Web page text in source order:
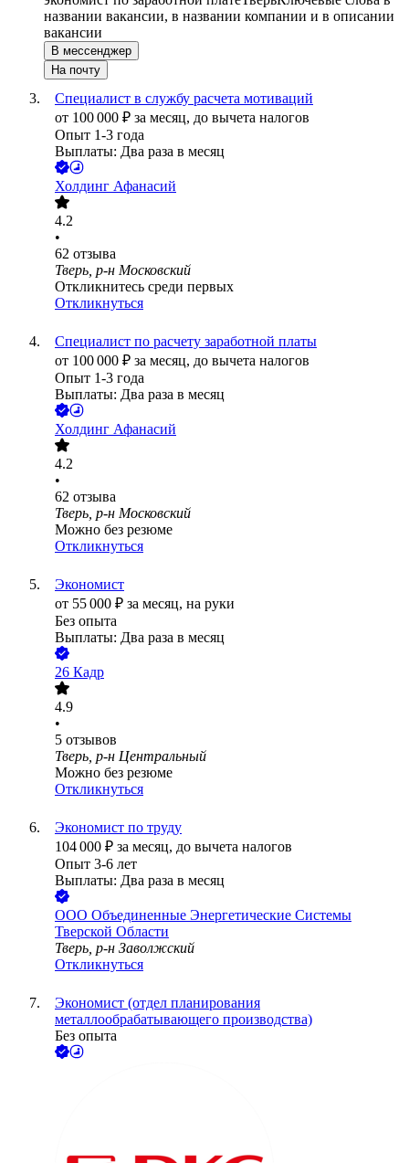
названии вакансии, в названии компании и в описании
вакансии
В мессенджер
На почту
Специалист в службу расчета мотиваций
от 100 000 ₽ за месяц, до вычета налогов
Опыт 1-3 года
Выплаты: Два раза в месяц
Холдинг Афанасий
4.2
•
62 отзыва
Тверь, р-н Московский
Откликнитесь среди первых
Откликнуться
Специалист по расчету заработной платы
от 100 000 ₽ за месяц, до вычета налогов
Опыт 1-3 года
Выплаты: Два раза в месяц
Холдинг Афанасий
4.2
•
62 отзыва
Тверь, р-н Московский
Можно без резюме
Откликнуться
Экономист
от 55 000 ₽ за месяц, на руки
Без опыта
Выплаты: Два раза в месяц
26 Кадр
4.9
•
5 отзывов
Тверь, р-н Центральный
Можно без резюме
Откликнуться
Экономист по труду
104 000 ₽ за месяц, до вычета налогов
Опыт 3-6 лет
Выплаты: Два раза в месяц
ООО Объединенные Энергетические Системы
Тверской Области
Тверь, р-н Заволжский
Откликнуться
Экономист (отдел планирования
металлообрабатывающего производства)
Без опыта